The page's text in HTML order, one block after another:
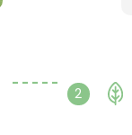
- - - - -
2